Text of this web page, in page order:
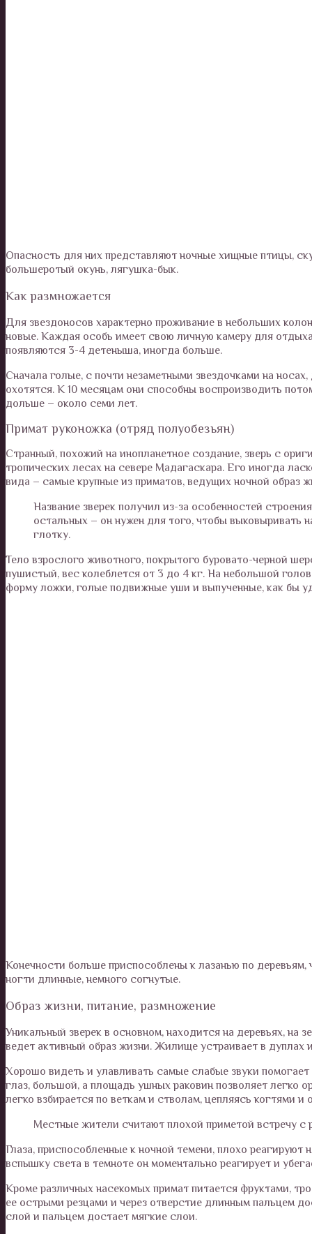
Опасность для них представляют ночные хищные птицы,
большеротый окунь, лягушка-бык.
Как размножается
Для звездоносов характерно проживание в небольших
новые. Каждая особь имеет свою личную камеру для
появляются 3-4 детеныша, иногда больше.
Сначала голые, с почти незаметными звездочками на
охотятся. К 10 месяцам они способны воспроизводить
дольше – около семи лет.
Примат руконожка (отряд полуобезьян)
Странный, похожий на инопланетное создание, зверь с
тропических лесах на севере Мадагаскара. Его иногда
вида – самые крупные из приматов, ведущих ночной образ
Название зверек получил из-за особенностей
остальных – он нужен для того, чтобы выковыривать
глотку.
Тело взрослого животного, покрытого буровато-черной
пушистый, вес колеблется от 3 до 4 кг. На небольшой
форму ложки, голые подвижные уши и выпученные, как бы
Конечности больше приспособлены к лазанью по
ногти длинные, немного согнутые.
Образ жизни, питание, размножение
Уникальный зверек в основном, находится на деревьях,
ведет активный образ жизни. Жилище устраивает в дуплах
Хорошо видеть и улавливать самые слабые звуки
глаз, большой, а площадь ушных раковин позволяет легко
легко взбирается по веткам и стволам, цепляясь когтями
Местные жители считают плохой приметой встречу
Глаза, приспособленные к ночной темени, плохо
вспышку света в темноте он моментально реагирует и
Кроме различных насекомых примат питается фруктами,
ее острыми резцами и через отверстие длинным пальцем
слой и пальцем достает мягкие слои.